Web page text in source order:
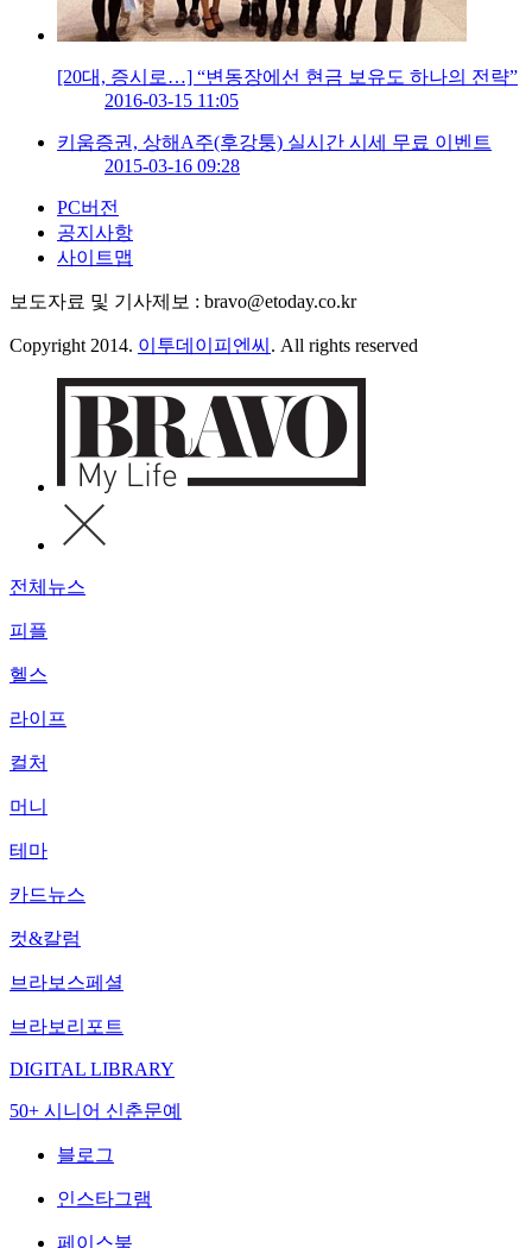
[20대, 증시로…] “변동장에선 현금 보유도 하나의 전략”
2016-03-15 11:05
키움증권, 상해A주(후강퉁) 실시간 시세 무료 이벤트
2015-03-16 09:28
PC버전
공지사항
사이트맵
보도자료 및 기사제보 : bravo@etoday.co.kr
Copyright 2014. 이투데이피엔씨 . All rights reserved
전체뉴스
피플
헬스
라이프
컬처
머니
테마
카드뉴스
컷&칼럼
브라보스페셜
브라보리포트
DIGITAL LIBRARY
50+ 시니어 신춘문예
블로그
인스타그램
페이스북